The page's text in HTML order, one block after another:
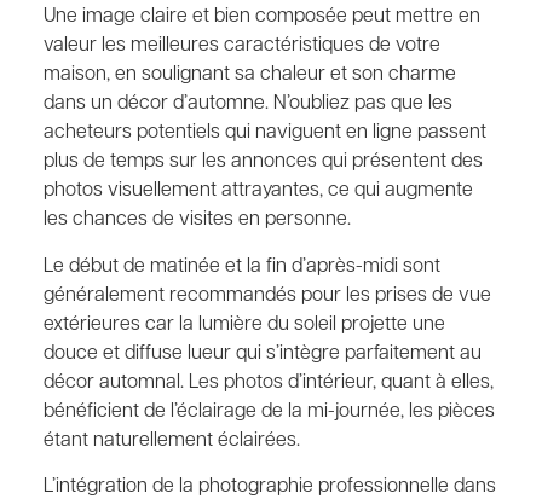
Une image claire et bien composée peut mettre en
valeur les meilleures caractéristiques de votre
maison, en soulignant sa chaleur et son charme
dans un décor d’automne. N’oubliez pas que les
acheteurs potentiels qui naviguent en ligne passent
plus de temps sur les annonces qui présentent des
photos visuellement attrayantes, ce qui augmente
les chances de visites en personne.
Le début de matinée et la fin d’après-midi sont
généralement recommandés pour les prises de vue
extérieures car la lumière du soleil projette une
douce et diffuse lueur qui s’intègre parfaitement au
décor automnal. Les photos d’intérieur, quant à elles,
bénéficient de l’éclairage de la mi-journée, les pièces
étant naturellement éclairées.
L’intégration de la photographie professionnelle dans